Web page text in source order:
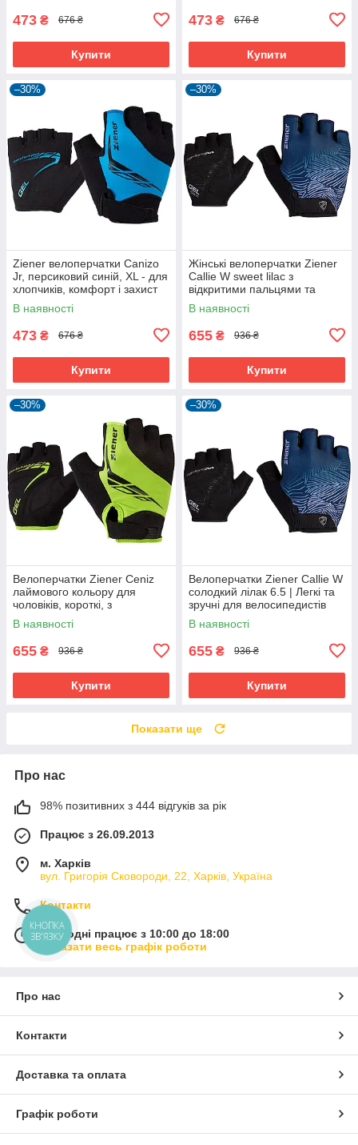
473 ₴ 676 ₴
Купити
473 ₴ 676 ₴
Купити
–30%
Ziener велоперчатки Canizo
Jr, персиковий синій, XL - для
хлопчиків, комфорт і захист
В наявності
473 ₴ 676 ₴
Купити
–30%
Жінські велоперчатки Ziener
Callie W sweet lilac з
відкритими пальцями та
дихаючою шкірою Amara
В наявності
655 ₴ 936 ₴
Купити
–30%
Велоперчатки Ziener Ceniz
лаймового кольору для
чоловіків, короткі, з
амортизуючими вставками та
гелевими подушечками
В наявності
655 ₴ 936 ₴
Купити
–30%
Велоперчатки Ziener Callie W
солодкий лілак 6.5 | Легкі та
зручні для велосипедистів
В наявності
655 ₴ 936 ₴
Купити
Показати ще
Про нас
98% позитивних з 444 відгуків за рік
Працює з 26.09.2013
м. Харків
вул. Григорія Сковороди, 22, Харків, Україна
Контакти
Сьогодні працює з 10:00 до 18:00
Показати весь графік роботи
Про нас
Контакти
Доставка та оплата
Графік роботи
КНОПКА
ЗВ'ЯЗКУ